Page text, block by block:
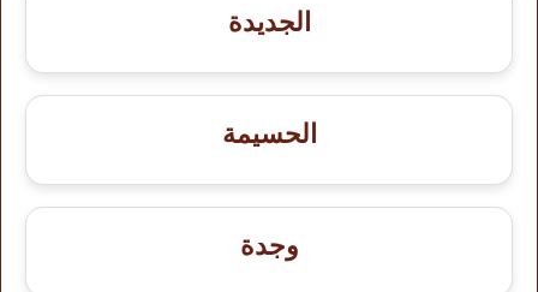
الجديدة
الحسيمة
وجدة